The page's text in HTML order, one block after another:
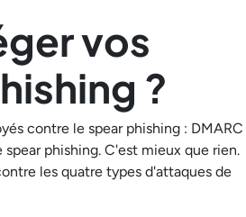
vos
?
contre le spear phishing : DMARC
phishing. C'est mieux que rien.
les quatre types d'attaques de